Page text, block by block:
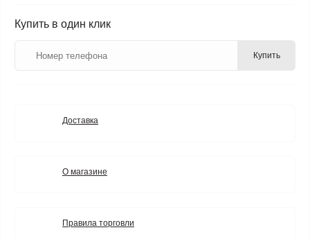
Купить в один клик
Купить
Доставка
О магазине
Правила торговли